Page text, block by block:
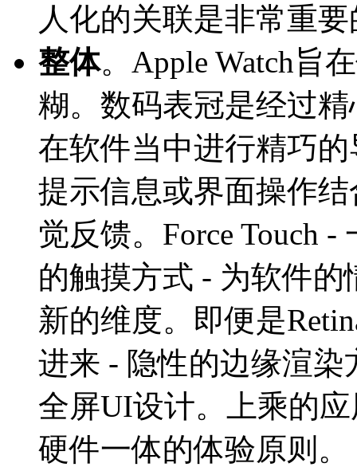
人化的关联是非常重
整体。Apple Watch旨
糊。数码表冠是经过
在软件当中进行精巧的
提示信息或界面操作
觉反馈。Force Touch
的触摸方式 - 为软件
新的维度。即便是
进来 - 隐性的边缘渲染
全屏UI设计。上乘的
硬件一体的体验原则。